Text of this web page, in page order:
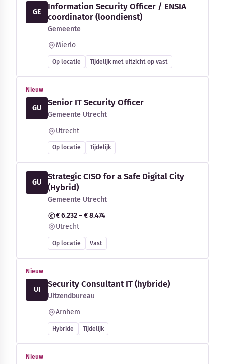
GE
Information Security Officer / ENSIA
coordinator (loondienst)
Gemeente
Mierlo
Op locatie Tijdelijk met uitzicht op vast
Nieuw
GU
Senior IT Security Officer
Gemeente Utrecht
Utrecht
Op locatie Tijdelijk
GU
Strategic CISO for a Safe Digital City
(Hybrid)
Gemeente Utrecht
€ 6.232 – € 8.474
Utrecht
Op locatie Vast
Nieuw
UI
Security Consultant IT (hybride)
Uitzendbureau
Arnhem
Hybride Tijdelijk
Nieuw